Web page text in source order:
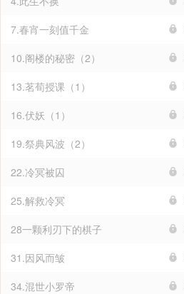
7.春宵一刻值千金
10.阁楼的秘密（2）
13.茗荀授课（1）
16.伏妖（1）
19.祭典风波（2）
22.冷冥被囚
25.解救冷冥
28一颗利刃下的棋子
31.因风而皱
34.混世小罗帝